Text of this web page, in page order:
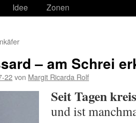
Idee
Zonen
– am Schrei
22von Margit Ricarda Rolf
Seit Tagen
und ist